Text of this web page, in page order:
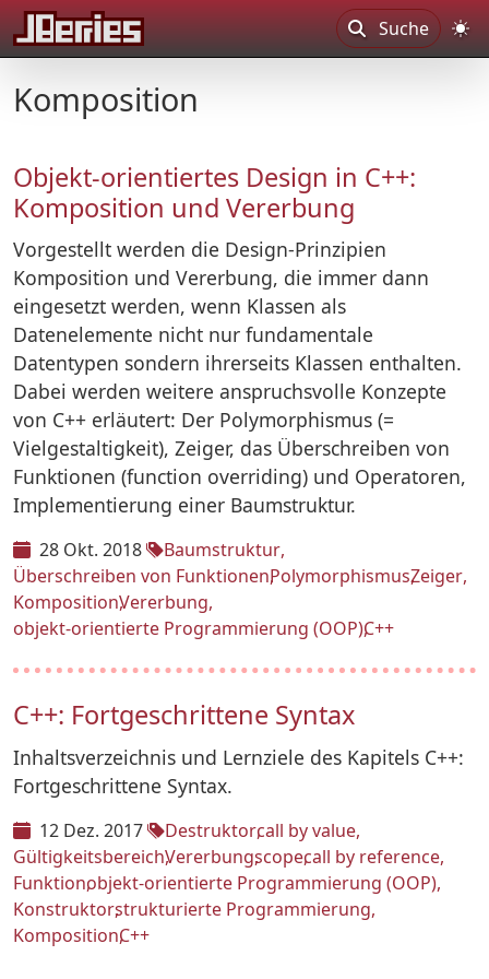
Suche
Komposition
Objekt-orientiertes Design in C++:
Komposition und Vererbung
Vorgestellt werden die Design-Prinzipien
Komposition und Vererbung, die immer dann
eingesetzt werden, wenn Klassen als
Datenelemente nicht nur fundamentale
Datentypen sondern ihrerseits Klassen enthalten.
Dabei werden weitere anspruchsvolle Konzepte
von C++ erläutert: Der Polymorphismus (=
Vielgestaltigkeit), Zeiger, das Überschreiben von
Funktionen (function overriding) und Operatoren,
Implementierung einer Baumstruktur.
28 Okt. 2018
Baumstruktur
Überschreiben von FunktionenPolymorphismusZeiger
KompositionVererbung
objekt-orientierte Programmierung (OOP)C++
C++: Fortgeschrittene Syntax
Inhaltsverzeichnis und Lernziele des Kapitels C++:
Fortgeschrittene Syntax.
12 Dez. 2017 Destruktorcall by value
GültigkeitsbereichVererbungscopecall by reference
Funktionobjekt-orientierte Programmierung (OOP)
Konstruktorstrukturierte Programmierung
KompositionC++